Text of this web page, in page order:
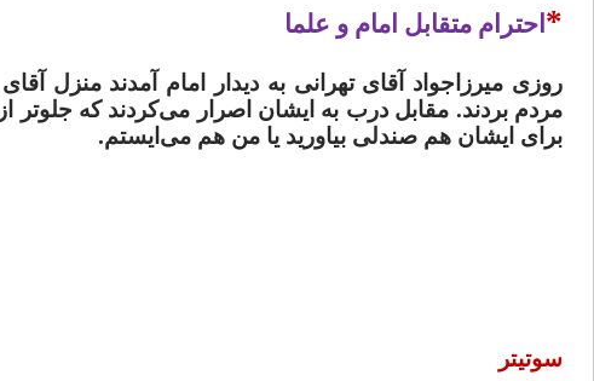
* احترام متقابل امام و علما
روزی میرزاجواد آقای تهرانی به دیدار امام آمدند منزل
مردم بردند. مقابل درب به ایشان اصرار می‌کردند که جلوتر
برای ایشان هم صندلی بیاورید یا من هم می‌ایستم.
سوتیتر